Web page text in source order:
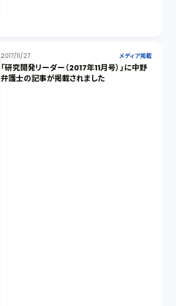
2017/11/27 メディア掲載
「研究開発リーダー（2017年11月号）」に中野
弁護士の記事が掲載されました